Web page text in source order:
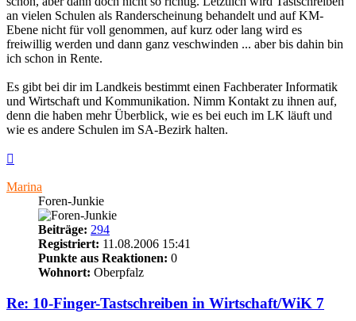
an vielen Schulen als Randerscheinung behandelt und auf KM-
Ebene nicht für voll genommen, auf kurz oder lang wird es
freiwillig werden und dann ganz veschwinden ... aber bis dahin bin
ich schon in Rente.
Es gibt bei dir im Landkeis bestimmt einen Fachberater Informatik
und Wirtschaft und Kommunikation. Nimm Kontakt zu ihnen auf,
denn die haben mehr Überblick, wie es bei euch im LK läuft und
wie es andere Schulen im SA-Bezirk halten.
Marina
Foren-Junkie
Beiträge: 294
Registriert: 11.08.2006 15:41
Punkte aus Reaktionen: 0
Wohnort: Oberpfalz
Re: 10-Finger-Tastschreiben in Wirtschaft/WiK 7